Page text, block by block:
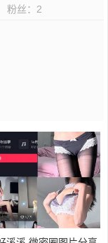
粉丝： 2